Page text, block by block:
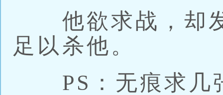
他欲求战，却发
足以杀他。
PS：无痕求几